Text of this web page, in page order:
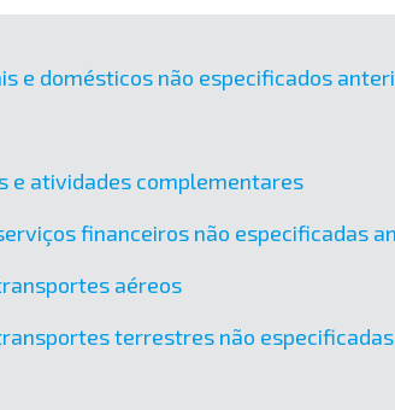
e domésticos não especificados
e atividades complementares
financeiros não especificadas
aéreos
terrestres não